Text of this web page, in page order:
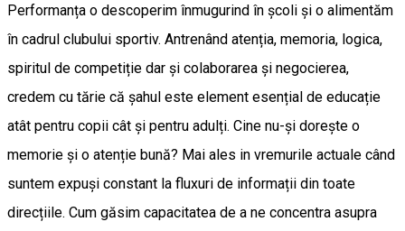
Performanța o descoperim înmugurind în școli și o alimentăm
în cadrul clubului sportiv. Antrenând atenția, memoria, logica,
spiritul de competiție dar și colaborarea și negocierea,
credem cu tărie că șahul este element esențial de educație
atât pentru copii cât și pentru adulți. Cine nu-și dorește o
memorie și o atenție bună? Mai ales in vremurile actuale când
suntem expuși constant la fluxuri de informații din toate
direcțiile. Cum găsim capacitatea de a ne concentra asupra